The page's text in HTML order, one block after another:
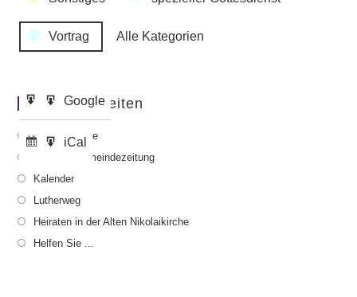
Vortrag Alle Kategorien
Eintragen
Google
Abonnieren
iCal
Export
Google
Export
iCal
Wichtige Seiten
Gottesdienste
Aktuelle Gemeindezeitung
Kalender
Lutherweg
Heiraten in der Alten Nikolaikirche
Helfen Sie ...